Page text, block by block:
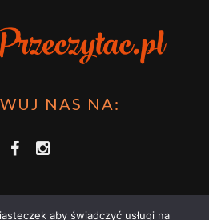
NAS NA:
aby świadczyć usługi na